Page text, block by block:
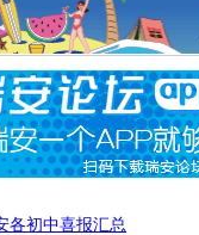
各初中喜报汇总